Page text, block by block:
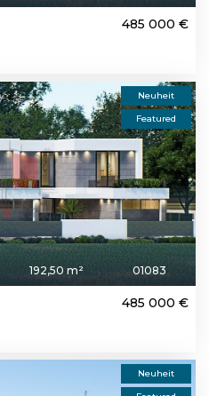
485 000 €
Neuheit
Featured
192,50 m² 01083
485 000 €
Neuheit